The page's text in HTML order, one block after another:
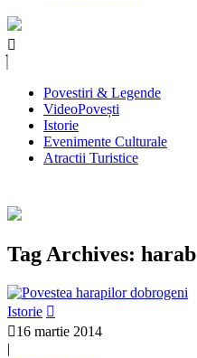
Povestiri & Legende
VideoPovești
Istorie
Evenimente Culturale
Atractii Turistice
Tag Archives: harab
Istorie
16 martie 2014
|